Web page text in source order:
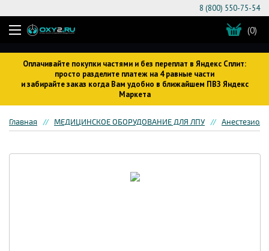
Оплачивайте покупки частями и без переплат в Яндекс Сплит:
просто разделите платеж на 4 равные части
и забирайте заказ когда Вам удобно в ближайшем ПВЗ Яндекс
Маркета
8 (800) 550-75-54
(0)
Главная МЕДИЦИНСКОЕ ОБОРУДОВАНИЕ ДЛЯ ЛПУ